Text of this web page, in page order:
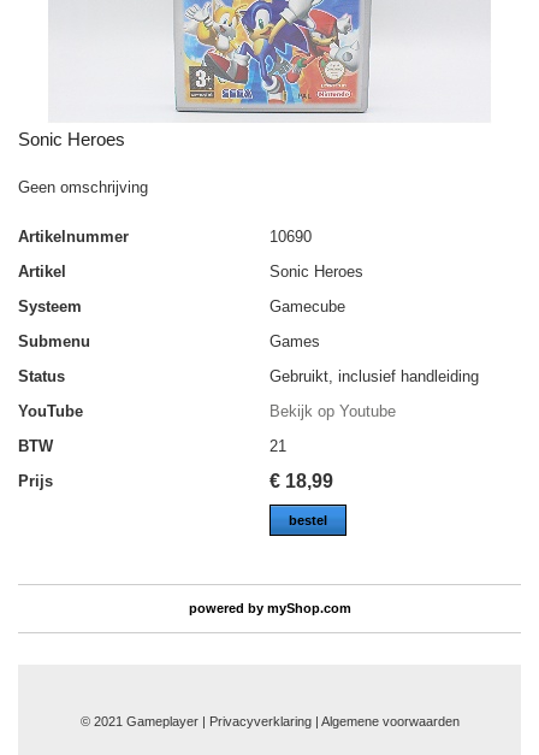
Sonic Heroes
Geen omschrijving
Artikelnummer
10690
Artikel
Sonic Heroes
Systeem
Gamecube
Submenu
Games
Status
Gebruikt, inclusief handleiding
YouTube
Bekijk op Youtube
BTW
21
Prijs
€ 18,99
bestel
powered by myShop.com
© 2021 Gameplayer | Privacyverklaring | Algemene voorwaarden